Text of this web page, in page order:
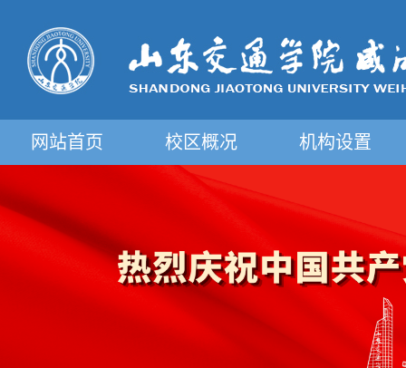
网站首页 校区概况 机构设置